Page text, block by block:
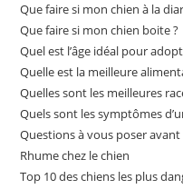
Que faire si mon chien à la
Que faire si mon chien boite ?
Quel est l’âge idéal pour
Quelle est la meilleure
Quelles sont les meilleures
Quels sont les symptômes
Questions à vous poser avant
Rhume chez le chien
Top 10 des chiens les plus